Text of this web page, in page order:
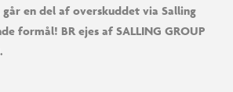
går en del af overskuddet via Salling
formål! BR ejes af SALLING GROUP